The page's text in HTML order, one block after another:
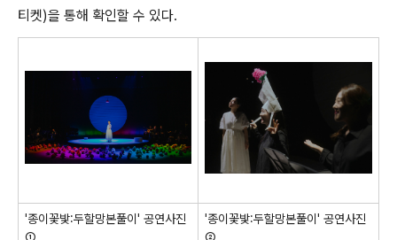
티켓)을 통해 확인할 수 있다.
'종이꽃밫:두할망본풀이 ' 공연사진
'종이꽃밫:두할망본풀이' 공연사진